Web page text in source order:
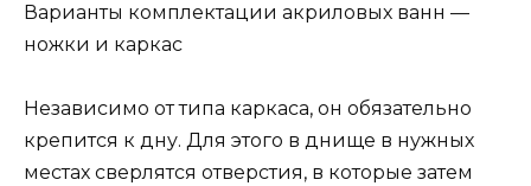
Варианты комплектации акриловых ванн —
ножки и каркас
Независимо от типа каркаса, он обязательно
крепится к дну. Для этого в днище в нужных
местах сверлятся отверстия, в которые затем